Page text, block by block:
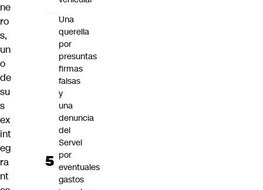
ne
ro
s,
un
o
de
su
s
ex
int
eg
ra
nt
Una
querella
por
presuntas
firmas
falsas
y
una
denuncia
del
Servel
por
eventuales
gastos